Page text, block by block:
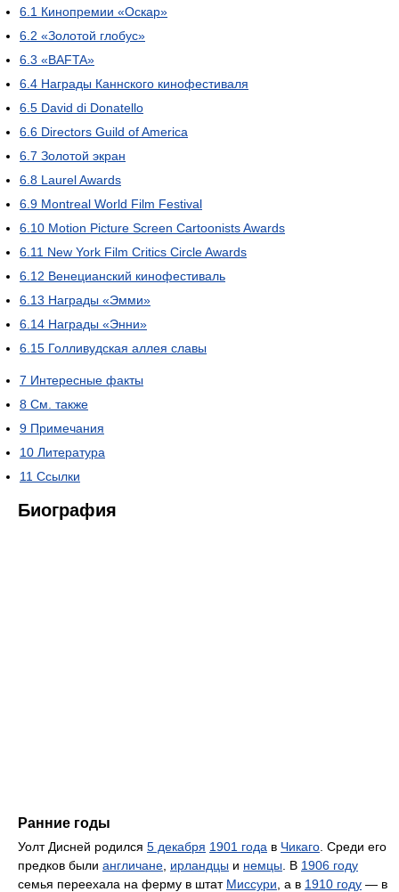
6.1 Кинопремии «Оскар»
6.2 «Золотой глобус»
6.3 «BAFTA»
6.4 Награды Каннского кинофестиваля
6.5 David di Donatello
6.6 Directors Guild of America
6.7 Золотой экран
6.8 Laurel Awards
6.9 Montreal World Film Festival
6.10 Motion Picture Screen Cartoonists Awards
6.11 New York Film Critics Circle Awards
6.12 Венецианский кинофестиваль
6.13 Награды «Эмми»
6.14 Награды «Энни»
6.15 Голливудская аллея славы
7 Интересные факты
8 См. также
9 Примечания
10 Литература
11 Ссылки
Биография
Ранние годы
Уолт Дисней родился 5 декабря 1901 года в Чикаго . Среди его
предков были англичане ирландцы и немцы . В 1906 году
семья переехала на ферму в штат Миссури , а в 1910 году — в